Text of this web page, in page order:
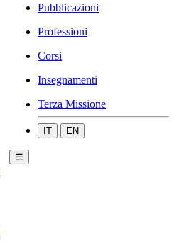
Pubblicazioni
Professioni
Corsi
Insegnamenti
Terza Missione
IT EN
☰